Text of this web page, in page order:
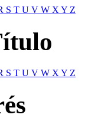
S T U V W XY Z
S T U V W X Y Z